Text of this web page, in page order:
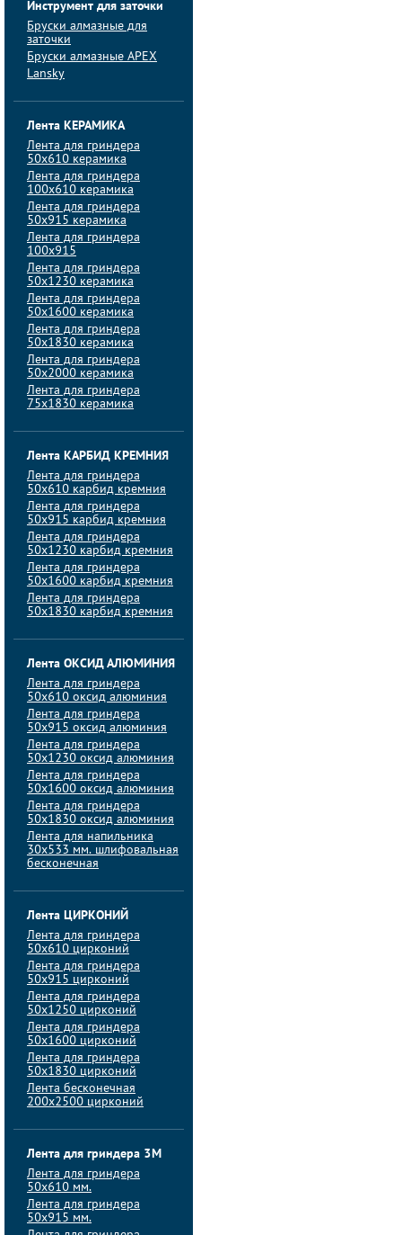
Инструмент для заточки
Бруски алмазные для
заточки
Бруски алмазные APEX
Lansky
Лента КЕРАМИКА
Лента для гриндера
50х610 керамика
Лента для гриндера
100х610 керамика
Лента для гриндера
50х915 керамика
Лента для гриндера
100х915
Лента для гриндера
50х1230 керамика
Лента для гриндера
50х1600 керамика
Лента для гриндера
50х1830 керамика
Лента для гриндера
50х2000 керамика
Лента для гриндера
75х1830 керамика
Лента КАРБИД КРЕМНИЯ
Лента для гриндера
50х610 карбид кремния
Лента для гриндера
50х915 карбид кремния
Лента для гриндера
50х1230 карбид кремния
Лента для гриндера
50х1600 карбид кремния
Лента для гриндера
50х1830 карбид кремния
Лента ОКСИД АЛЮМИНИЯ
Лента для гриндера
50х610 оксид алюминия
Лента для гриндера
50х915 оксид алюминия
Лента для гриндера
50х1230 оксид алюминия
Лента для гриндера
50х1600 оксид алюминия
Лента для гриндера
50х1830 оксид алюминия
Лента для напильника
30х533 мм. шлифовальная
бесконечная
Лента ЦИРКОНИЙ
Лента для гриндера
50х610 цирконий
Лента для гриндера
50х915 цирконий
Лента для гриндера
50х1250 цирконий
Лента для гриндера
50х1600 цирконий
Лента для гриндера
50x1830 цирконий
Лента бесконечная
200х2500 цирконий
Лента для гриндера 3M
Лента для гриндера
50x610 мм.
Лента для гриндера
50x915 мм.